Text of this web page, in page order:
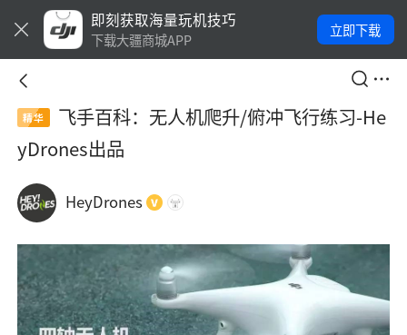
即刻获取海量玩机技巧
下载大疆商城APP
立即下载
精华
飞手百科：无人机爬升/俯冲飞行练习-He
yDrones出品
HeyDrones